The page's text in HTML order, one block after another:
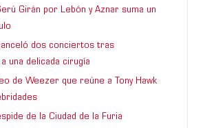
Girán por Lebón y Aznar suma un
dos conciertos tras
una delicada cirugía
de Weezer que reúne a Tony Hawk
de la Ciudad de la Furia